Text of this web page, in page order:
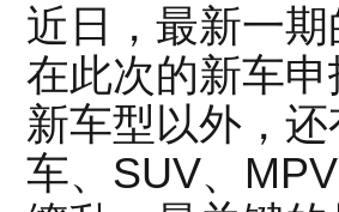
近日，最新一
在此次的新车
新车型以外，
车、SUV、